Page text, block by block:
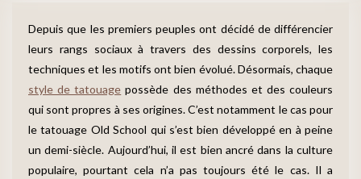
Depuis que les premiers peuples ont décidé de différencier
leurs rangs sociaux à travers des dessins corporels, les
techniques et les motifs ont bien évolué. Désormais, chaque
style de tatouage possède des méthodes et des couleurs
qui sont propres à ses origines. C’est notamment le cas pour
le tatouage Old School qui s’est bien développé en à peine
un demi-siècle. Aujourd’hui, il est bien ancré dans la culture
populaire, pourtant cela n’a pas toujours été le cas. Il a